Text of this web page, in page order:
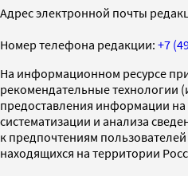
Адрес электронной почты
Номер телефона редакции: +7
На информационном ресурсе
рекомендательные
предоставления информации на
систематизации и анализа
к предпочтениям пользователей
находящихся на территории